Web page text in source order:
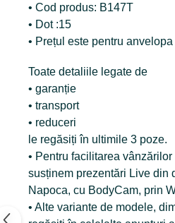
• Cod produs: B147T
• Dot :15
• Prețul este pentru
Toate detaliile legate de
• garanție
• transport
• reduceri
le regăsiți în ultimile 3 poze.
• Pentru facilitarea
susținem prezentări Live din
Napoca, cu BodyCam, prin
• Alte variante de modele,